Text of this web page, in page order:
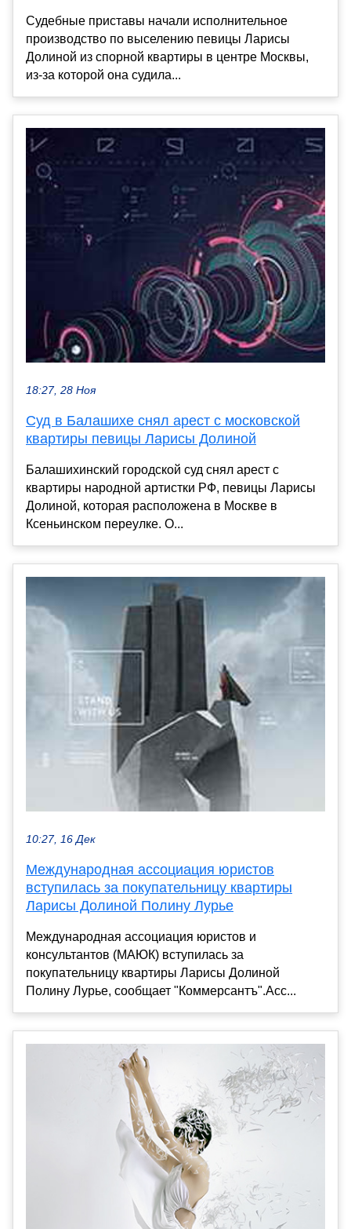
Судебные приставы начали исполнительное
производство по выселению певицы Ларисы
Долиной из спорной квартиры в центре Москвы,
из-за которой она судила...
18:27, 28 Ноя
Суд в Балашихе снял арест с московской
квартиры певицы Ларисы Долиной
Балашихинский городской суд снял арест с
квартиры народной артистки РФ, певицы Ларисы
Долиной, которая расположена в Москве в
Ксеньинском переулке. О...
10:27, 16 Дек
Международная ассоциация юристов
вступилась за покупательницу квартиры
Ларисы Долиной Полину Лурье
Международная ассоциация юристов и
консультантов (МАЮК) вступилась за
покупательницу квартиры Ларисы Долиной
Полину Лурье, сообщает "Коммерсантъ".Асс...